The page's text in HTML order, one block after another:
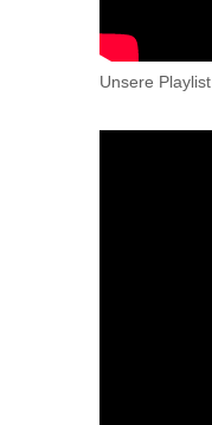
Unsere Playlist